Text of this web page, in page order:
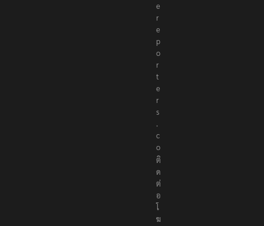
e
r
e
p
o
r
t
e
r
s
.
c
o
ติ
ด
ต่
อ
โ
ฆ